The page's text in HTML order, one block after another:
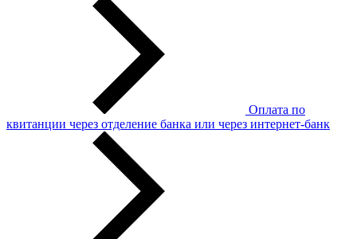
Оплата по
квитанции через отделение банка или через интернет-банк